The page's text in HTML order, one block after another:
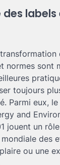
des
normes sont
toujours
Parmi eux,
and
jouent un
mondiale des
ou une